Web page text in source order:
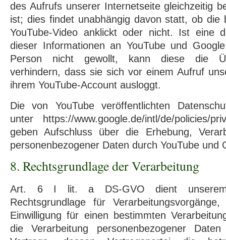
des Aufrufs unserer Internetseite gleichzeitig
ist; dies findet unabhängig davon statt, ob die
YouTube-Video anklickt oder nicht. Ist eine
dieser Informationen an YouTube und
Person nicht gewollt, kann diese die
verhindern, dass sie sich vor einem Aufruf
ihrem YouTube-Account ausloggt.
Die von YouTube veröffentlichten
unter https://www.google.de/intl/de/policies/
geben Aufschluss über die Erhebung,
personenbezogener Daten durch YouTube und
8. Rechtsgrundlage der Verarbeitung
Art. 6 I lit. a DS-GVO dient unserem
Rechtsgrundlage für
Einwilligung für einen bestimmten
die Verarbeitung personenbezogener